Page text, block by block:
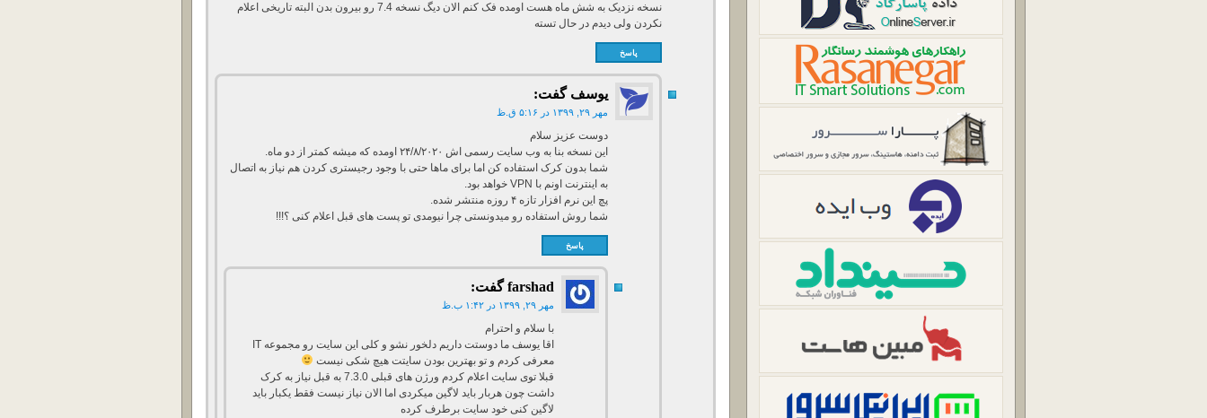
نسخه نزدیک به شش ماه هست اومده فک کنم الان دیگ نسخه 7.4 رو بیرون بدن البته تاریخی اعلام
نکردن ولی دیدم در حال تسته
پاسخ
یوسف گفت:
مهر ۲۹, ۱۳۹۹ در ۵:۱۶ ق.ظ
دوست عزیز سلام
این نسخه بنا به وب سایت رسمی اش ۲۴/۸/۲۰۲۰ اومده که میشه کمتر از دو ماه.
شما بدون کرک استفاده کن اما برای ماها حتی با وجود رجیستری کردن هم نیاز به اتصال
به اینترنت اونم با VPN خواهد بود.
پچ این نرم افزار تازه ۴ روزه منتشر شده.
شما روش استفاده رو میدونستی چرا نیومدی تو پست های قبل اعلام کنی ؟!!!
پاسخ
farshad گفت:
مهر ۲۹, ۱۳۹۹ در ۱:۴۲ ب.ظ
با سلام و احترام
اقا یوسف ما دوستت داریم دلخور نشو و کلی این سایت رو مجموعه IT
معرفی کردم و تو بهترین بودن سایتت هیچ شکی نیست
قبلا توی سایت اعلام کردم ورژن های قبلی 7.3.0 به قبل نیاز به کرک
داشت چون هربار باید لاگین میکردی اما الان نیاز نیست فقط یکبار باید
لاگین کنی خود سایت برطرف کرده